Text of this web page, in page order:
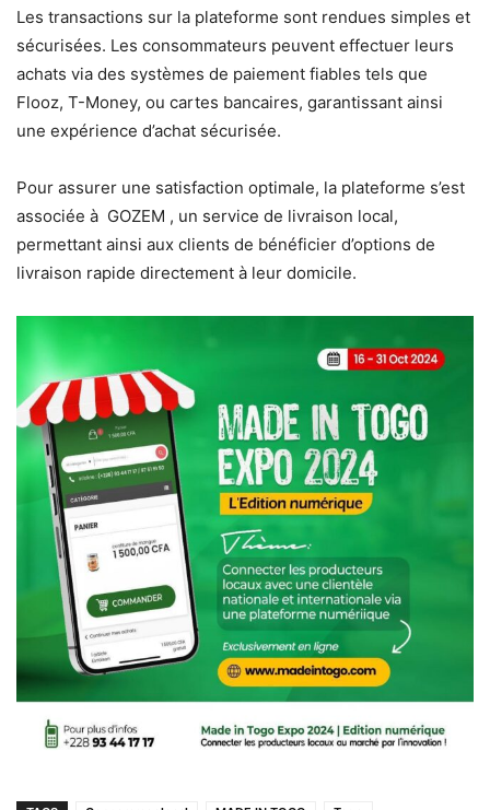
Les transactions sur la plateforme sont rendues simples et
sécurisées. Les consommateurs peuvent effectuer leurs
achats via des systèmes de paiement fiables tels que
Flooz, T-Money, ou cartes bancaires, garantissant ainsi
une expérience d’achat sécurisée.
Pour assurer une satisfaction optimale, la plateforme s’est
associée à GOZEM , un service de livraison local,
permettant ainsi aux clients de bénéficier d’options de
livraison rapide directement à leur domicile.